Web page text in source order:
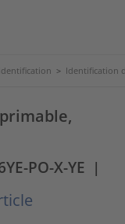
> Identification
PO-X-YE |